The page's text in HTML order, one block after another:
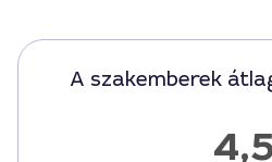
A szakemberek
4,5